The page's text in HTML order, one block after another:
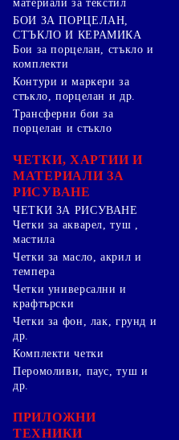
материали за текстил
БОИ ЗА ПОРЦЕЛАН,
СТЪКЛО И КЕРАМИКА
Бои за порцелан, стъкло и
комплекти
Контури и маркери за
стъкло, порцелан и др.
Трансферни бои за
порцелан и стъкло
ЧЕТКИ, ХАРТИИ И
МАТЕРИАЛИ ЗА
РИСУВАНЕ
ЧЕТКИ ЗА РИСУВАНЕ
Четки за акварел, туш ,
мастила
Четки за масло, акрил и
темпера
Четки универсални и
крафтърски
Четки за фон, лак, грунд и
др.
Комплекти четки
Перомоливи, паус, туш и
др.
ПРИЛОЖНИ
ТЕХНИКИ